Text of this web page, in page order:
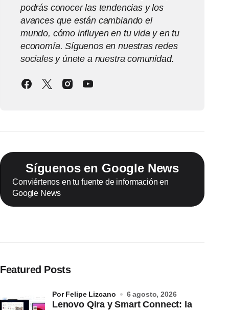
podrás conocer las tendencias y los
avances que están cambiando el
mundo, cómo influyen en tu vida y en tu
economía. Síguenos en nuestras redes
sociales y únete a nuestra comunidad.
Síguenos en Google News
Conviértenos en tu fuente de información en
Google News
Featured Posts
Lenovo Qira y Smart Connect: la
por Felipe Lizcano 6 agosto, 2026